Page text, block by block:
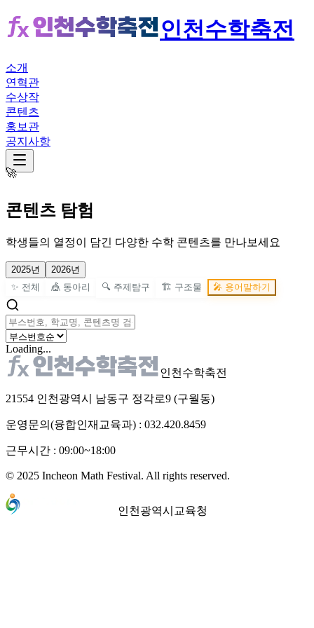
인천수학축전
소개
연혁관
수상작
콘텐츠
홍보관
공지사항
🚀
콘텐츠 탐험
학생들의 열정이 담긴 다양한 수학 콘텐츠를 만나보세요
2025년 2026년
✨ 전체 🎪 동아리 🔍 주제탐구 🏗️ 구조물 🎤 용어말하기
Loading...
인천수학축전
21554 인천광역시 남동구 정각로9 (구월동)
운영문의(융합인재교육과) : 032.420.8459
근무시간 : 09:00~18:00
© 2025 Incheon Math Festival. All rights reserved.
인천광역시교육청